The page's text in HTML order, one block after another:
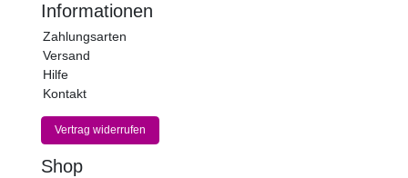
Informationen
Zahlungsarten
Versand
Hilfe
Kontakt
Vertrag widerrufen
Shop